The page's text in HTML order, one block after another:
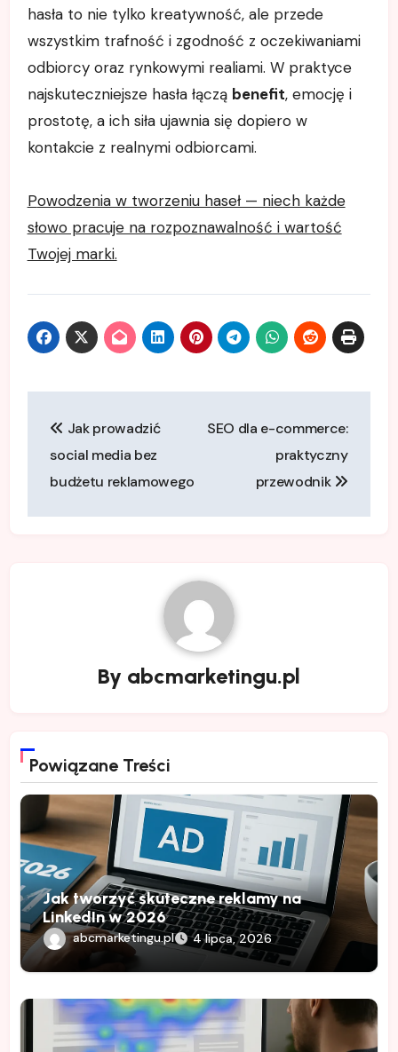
hasła to nie tylko kreatywność, ale przede
wszystkim trafność i zgodność z oczekiwaniami
odbiorcy oraz rynkowymi realiami. W praktyce
najskuteczniejsze hasła łączą benefit, emocję i
prostotę, a ich siła ujawnia się dopiero w
kontakcie z realnymi odbiorcami.
Powodzenia w tworzeniu haseł — niech każde
słowo pracuje na rozpoznawalność i wartość
Twojej marki.
wpisu
Jak prowadzić
social media bez
budżetu reklamowego
SEO dla e-commerce:
praktyczny
przewodnik
By abcmarketingu.pl
Powiązane Treści
Jak tworzyć skuteczne reklamy na
LinkedIn w 2026
abcmarketingu.pl 4 lipca, 2026